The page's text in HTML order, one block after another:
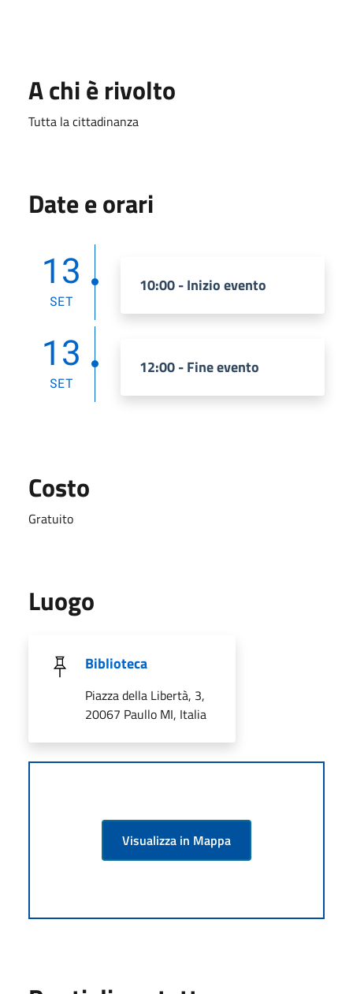
A chi è rivolto
Tutta la cittadinanza
Date e orari
13
SET
10:00 - Inizio evento
13
SET
12:00 - Fine evento
Costo
Gratuito
Luogo
Biblioteca
Piazza della Libertà, 3,
20067 Paullo MI, Italia
Visualizza in Mappa